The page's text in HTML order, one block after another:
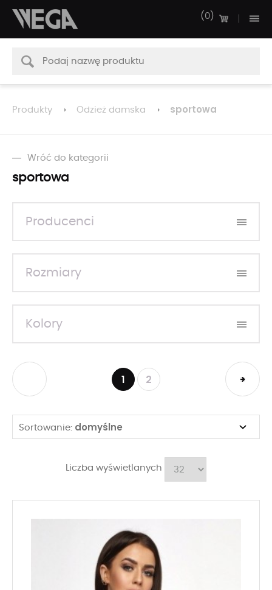
0
Produkty Odzież damska sportowa
Wróć do kategorii
sportowa
Producenci
Rozmiary
Kolory
1 2
Sortowanie: domyślne
Liczba wyświetlanych